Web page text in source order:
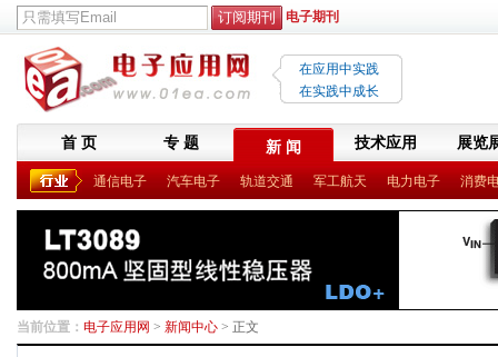
电子期刊
在应用中实践
在实践中成长
首 页 专 题 新 闻 技术应用 展览
通信电子 汽车电子 轨道交通 军工航天 电力电子 消费
当前位置： 电子应用网 > 新闻中心 > 正文